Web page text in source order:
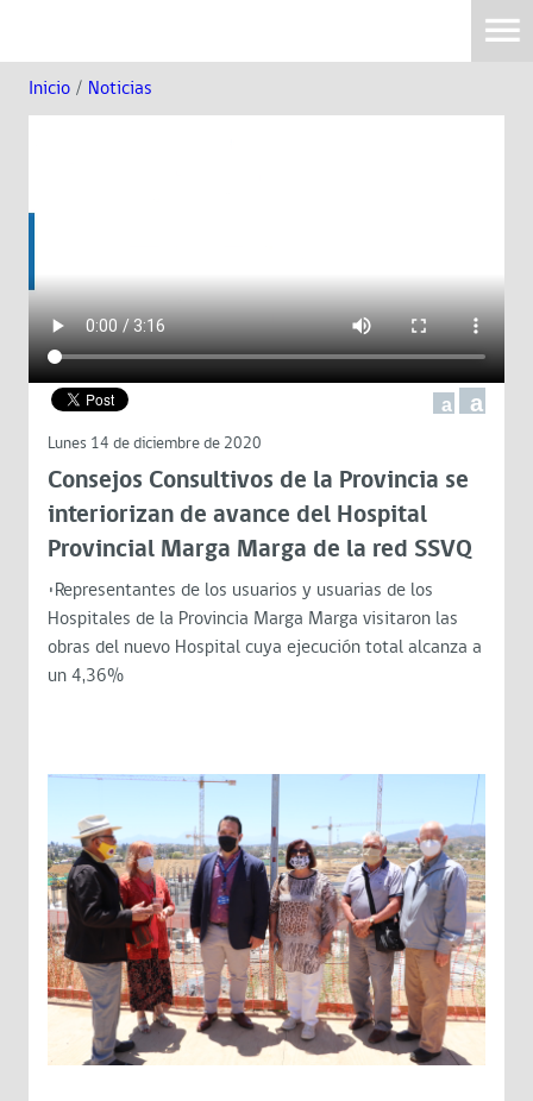
Inicio / Noticias
a a
Lunes 14 de diciembre de 2020
Consejos Consultivos de la Provincia se
interiorizan de avance del Hospital
Provincial Marga Marga de la red SSVQ
•Representantes de los usuarios y usuarias de los
Hospitales de la Provincia Marga Marga visitaron las
obras del nuevo Hospital cuya ejecución total alcanza a
un 4,36%